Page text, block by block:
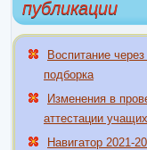
публикации
Воспитание
подборка
Изменения в
аттестации
Навигатор 2021-